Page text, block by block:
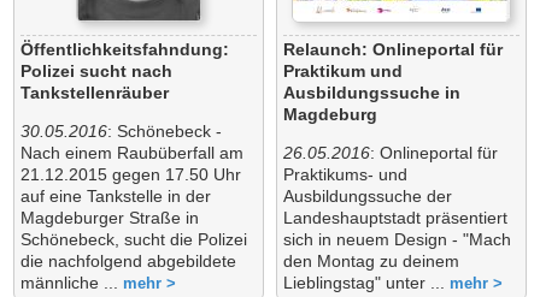
Öffentlichkeitsfahndung:
Polizei sucht nach
Tankstellenräuber
30.05.2016: Schönebeck -
Nach einem Raubüberfall am
21.12.2015 gegen 17.50 Uhr
auf eine Tankstelle in der
Magdeburger Straße in
Schönebeck, sucht die Polizei
die nachfolgend abgebildete
männliche ... mehr >
Relaunch: Onlineportal für
Praktikum und
Ausbildungssuche in
Magdeburg
26.05.2016: Onlineportal für
Praktikums- und
Ausbildungssuche der
Landeshauptstadt präsentiert
sich in neuem Design - "Mach
den Montag zu deinem
Lieblingstag" unter ... mehr >